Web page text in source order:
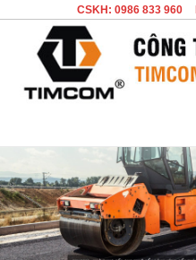
CSKH: 0986 833 960